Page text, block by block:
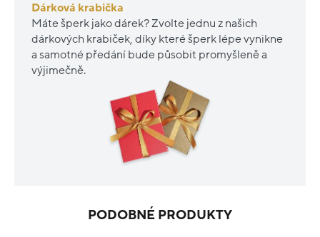
Dárková krabička
Máte šperk jako dárek? Zvolte jednu z našich
dárkových krabiček, díky které šperk lépe vynikne
a samotné předání bude působit promyšleně a
výjimečně.
PODOBNÉ PRODUKTY